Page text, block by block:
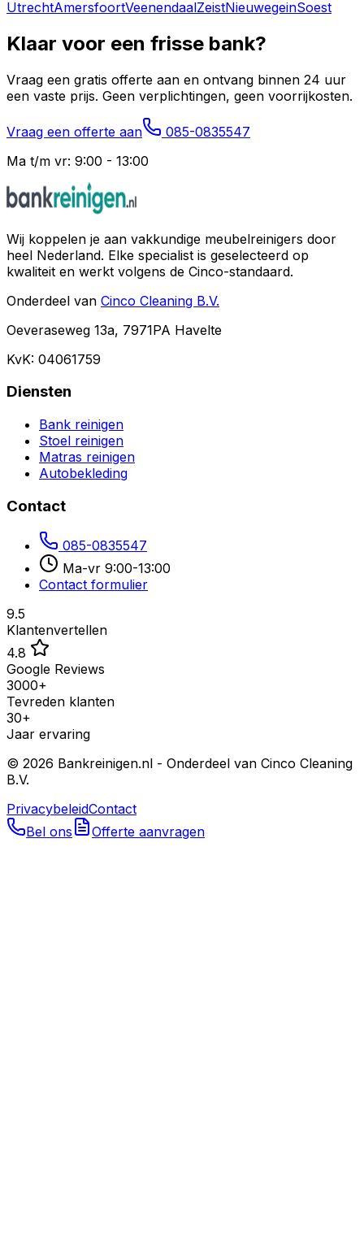
UtrechtAmersfoortVeenendaalZeistNieuwegeinSoest
Klaar voor een frisse bank?
Vraag een gratis offerte aan en ontvang binnen 24 uur
een vaste prijs. Geen verplichtingen, geen voorrijkosten.
Vraag een offerte aan
085-0835547
Ma t/m vr: 9:00 - 13:00
Wij koppelen je aan vakkundige meubelreinigers door
heel Nederland. Elke specialist is geselecteerd op
kwaliteit en werkt volgens de Cinco-standaard.
Onderdeel van Cinco Cleaning B.V.
Oeveraseweg 13a, 7971PA Havelte
KvK: 04061759
Diensten
Bank reinigen
Stoel reinigen
Matras reinigen
Autobekleding
Contact
085-0835547
Ma-vr 9:00-13:00
Contact formulier
9.5
Klantenvertellen
4.8
Google Reviews
3000+
Tevreden klanten
30+
Jaar ervaring
© 2026 Bankreinigen.nl - Onderdeel van Cinco Cleaning
B.V.
PrivacybeleidContact
Bel ons
Offerte aanvragen